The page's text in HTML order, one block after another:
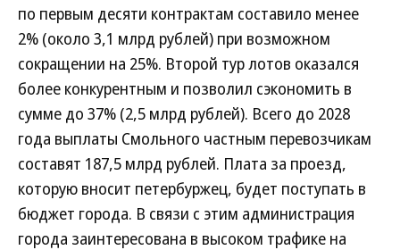
по первым десяти контрактам составило менее
2% (около 3,1 млрд рублей) при возможном
сокращении на 25%. Второй тур лотов оказался
более конкурентным и позволил сэкономить в
сумме до 37% (2,5 млрд рублей). Всего до 2028
года выплаты Смольного частным перевозчикам
составят 187,5 млрд рублей. Плата за проезд,
которую вносит петербуржец, будет поступать в
бюджет города. В связи с этим администрация
города заинтересована в высоком трафике на